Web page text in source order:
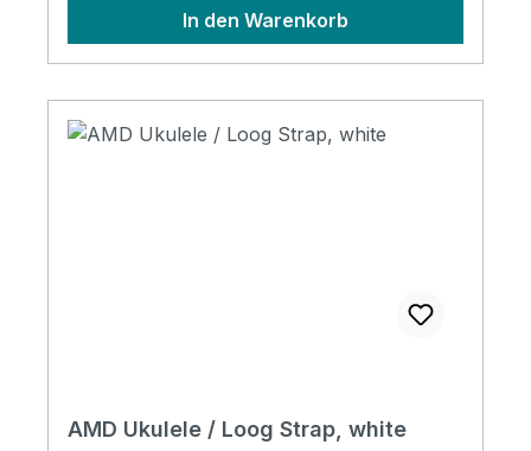
In den Warenkorb
AMD Ukulele / Loog Strap, white